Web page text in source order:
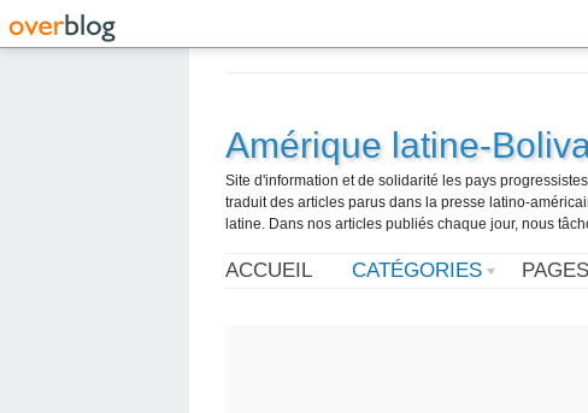
Amérique latine-
Site d'information et de solidarité les pays
traduit des articles parus dans la presse latino-
latine. Dans nos articles publiés chaque jour, nous
ACCUEIL CATÉGORIES PAGES